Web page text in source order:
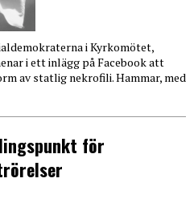
i Kyrkomötet,
i ett inlägg på Facebook att
av statlig nekrofili. Hammar, med
för